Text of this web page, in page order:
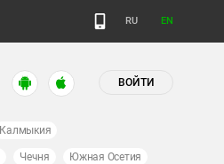
RU EN
ВОЙТИ
Калмыкия
Чечня Южная Осетия